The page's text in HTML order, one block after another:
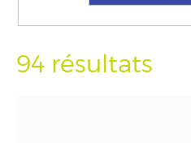
94 résultats